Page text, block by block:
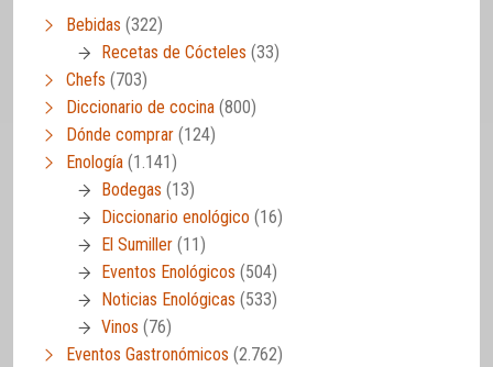
Bebidas (322)
Recetas de Cócteles (33)
Chefs (703)
Diccionario de cocina (800)
Dónde comprar (124)
Enología (1.141)
Bodegas (13)
Diccionario enológico (16)
El Sumiller (11)
Eventos Enológicos (504)
Noticias Enológicas (533)
Vinos (76)
Eventos Gastronómicos (2.762)